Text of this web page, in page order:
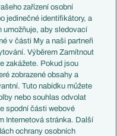
soutěž
zařízení osobní
jedinečné identifikátory, a
umožňuje, aby sledovací
v části My a naši partneři
Výběrem Zamítnout
zakážete. Pokud jsou
zobrazené obsahy a
Tuto nabídku můžete
nebo souhlas odvolat
spodní části webové
Internetová stránka. Další
ochrany osobních